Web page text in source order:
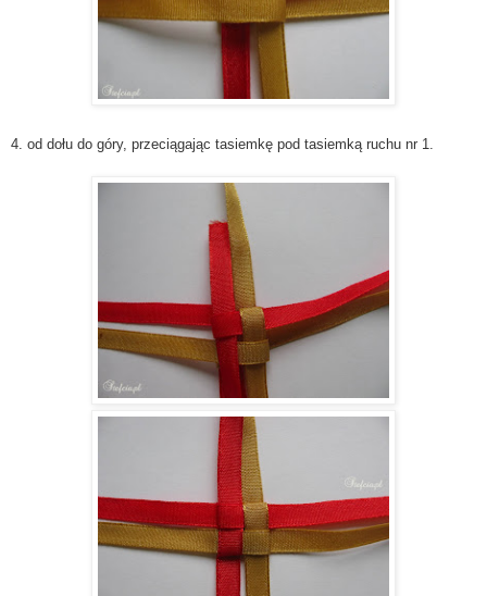
4. od dołu do góry, przeciągając tasiemkę pod tasiemką ruchu nr 1.